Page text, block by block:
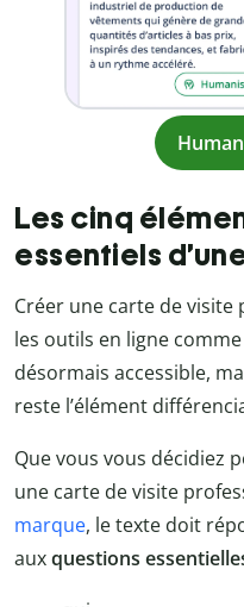
Les cinq
essentiels
Créer une carte de
les outils en ligne
désormais accessible,
reste l’élément
Que vous vous décidiez
une carte de visite
marque, le texte doit
auxquestions